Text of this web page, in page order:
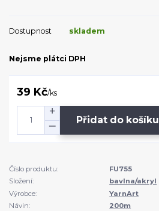
Dostupnost skladem
Nejsme plátci DPH
39 Kč/ks
Přidat do košíku
Číslo produktu:
FU755
Složení:
bavlna/akryl
Výrobce:
YarnArt
Návin:
200m